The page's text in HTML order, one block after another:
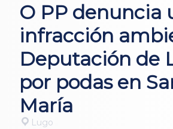
O PP denuncia
infracción
Deputación de
por podas en
María
Lugo